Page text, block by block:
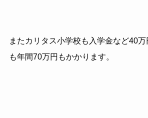
またカリタス小学校も入学金など40
も年間70万円もかかります。